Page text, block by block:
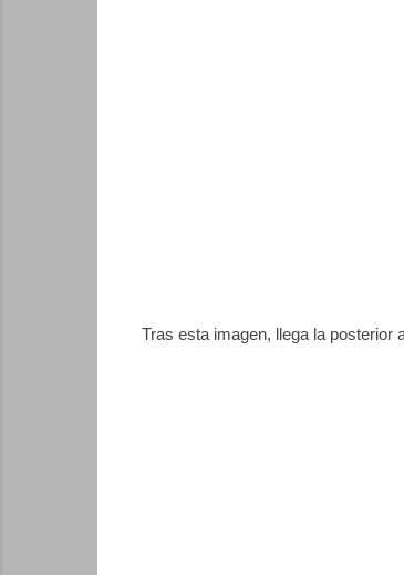
Tras esta imagen, llega la posterior